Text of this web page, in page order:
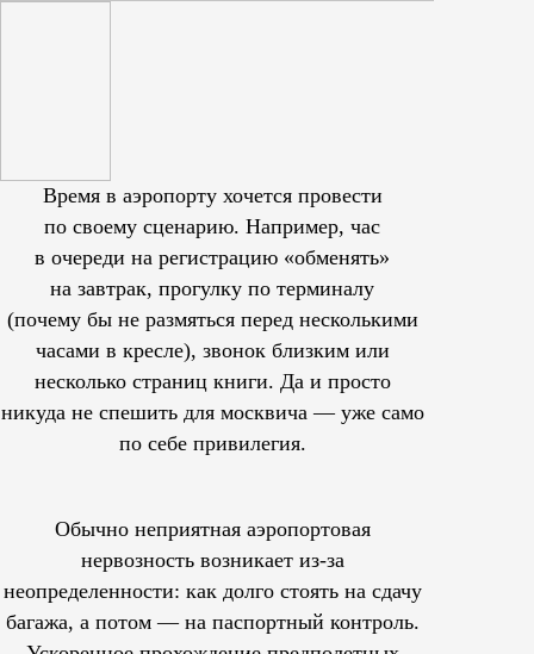
Время в аэропорту хочется провести
по своему сценарию. Например, час
в очереди на регистрацию «обменять»
на завтрак, прогулку по терминалу
(почему бы не размяться перед несколькими
часами в кресле), звонок близким или
несколько страниц книги. Да и просто
никуда не спешить для москвича — уже само
по себе привилегия.
Обычно неприятная аэропортовая
нервозность возникает из-за
неопределенности: как долго стоять на сдачу
багажа, а потом — на паспортный контроль.